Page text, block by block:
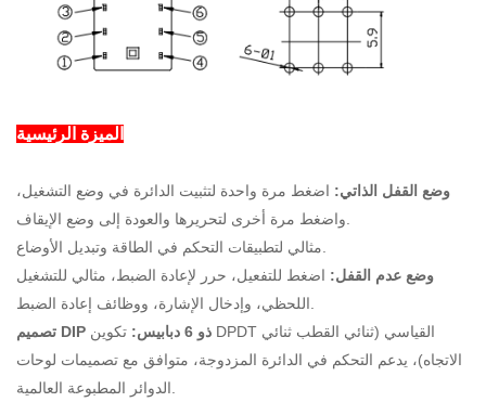
الميزة الرئيسية
وضع القفل الذاتي: اضغط مرة واحدة لتثبيت الدائرة في وضع التشغيل،
واضغط مرة أخرى لتحريرها والعودة إلى وضع الإيقاف.
مثالي لتطبيقات التحكم في الطاقة وتبديل الأوضاع.
وضع عدم القفل: اضغط للتفعيل، حرر لإعادة الضبط، مثالي للتشغيل
اللحظي، وإدخال الإشارة، ووظائف إعادة الضبط.
تصميم DIP ذو 6 دبابيس:
تكوين DPDT القياسي (ثنائي القطب ثنائي
الاتجاه)، يدعم التحكم في الدائرة المزدوجة، متوافق مع تصميمات لوحات
الدوائر المطبوعة العالمية.